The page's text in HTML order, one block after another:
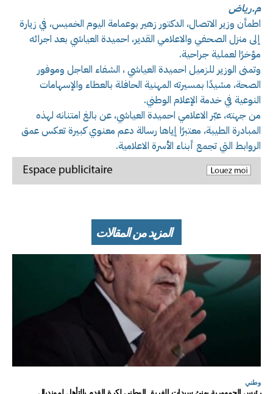
م.رياض
اطمأن وزير الاتصال، الدكتور زهير بوعمامة اليوم الخميس، في زيارة
إلى منزل الصحفي والاعلامي القدير، احميدة العياشي بعد اجرائه
مؤخرًا لعملية جراحية.
وتمنى الوزير للزميل احميدة العياشي ، الشفاء العاجل وموفور
الصحة، مشيدًا بمسيرته المهنية الحافلة بالعطاء والإسهامات
النوعية في خدمة الإعلام الوطني.
من جهته، عبّر الاعلامي احميدة العياشي، عن بالغ امتنانه لهذه
المبادرة الطيبة، معتبرًا إياها رسالة دعم معنوي كبيرة تعكس عمق
الروابط التي تجمع أبناء الأسرة الاعلامية.
المزيد من المقالات
وطني
رئيس الجمهورية يهنئ سيدات الفريق الوطني لكرة القدم بالتأهل لمونديال